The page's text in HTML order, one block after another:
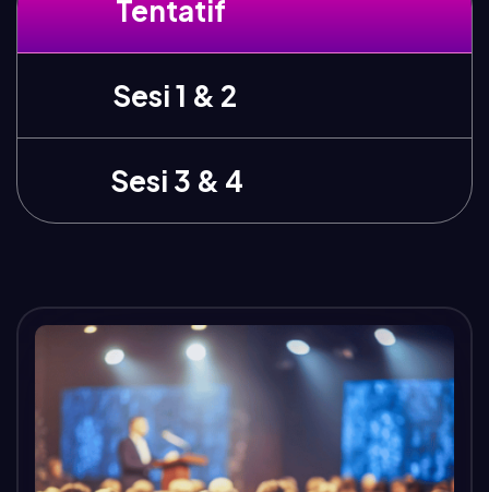
Tentatif
Sesi 1 & 2
Sesi 3 & 4